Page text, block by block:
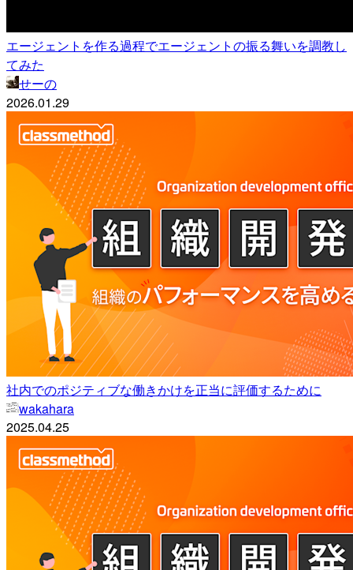
エージェントを作る過程でエージェントの振る舞いを調教し
てみた
せーの
2026.01.29
社内でのポジティブな働きかけを正当に評価するために
wakahara
2025.04.25